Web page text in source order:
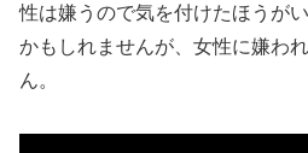
性は嫌うので気を付けたほうが
かもしれませんが、女性に嫌わ
ん。